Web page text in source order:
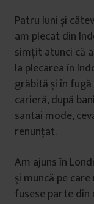
Patru luni și
am plecat din
simțit atunci că
la plecarea în
grăbită și în
carieră, după
santai mode,
renunțat.
Am ajuns în
și muncă pe
fusese parte din